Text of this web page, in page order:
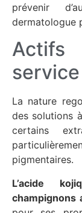
prévenir
dermatologue
Actifs
service
La nature
des solutions
certains
pigmentaires.
L’acide
champignons